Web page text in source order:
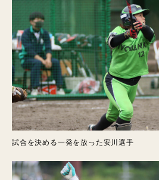
試合を決める一発を放った安川選手